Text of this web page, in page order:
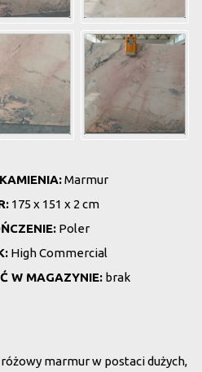
Marmur
175 x 151 x 2 cm
Poler
High Commercial
W MAGAZYNIE:brak
marmur w postaci dużych,